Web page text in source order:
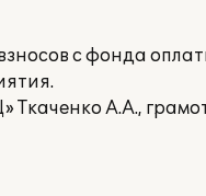
с фонда
А.А.,